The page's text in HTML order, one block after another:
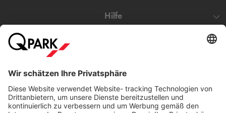
Hilfe
Download